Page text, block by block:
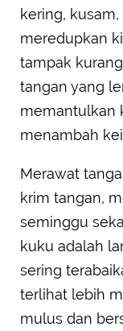
kering,
meredupkan
tampak
tangan yang
memantulkan
menambah
Merawat
krim tangan,
seminggu
kuku adalah
sering
terlihat lebih
mulus dan